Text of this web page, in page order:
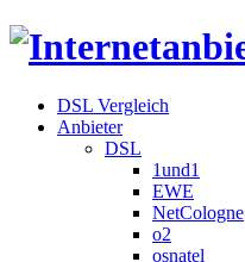
DSL Vergleich
Anbieter
DSL
1und1
EWE
NetCologne
o2
osnatel